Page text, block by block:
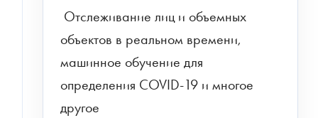
объектов в реальном времени,
машинное обучение для
определения COVID-19 и многое
другое